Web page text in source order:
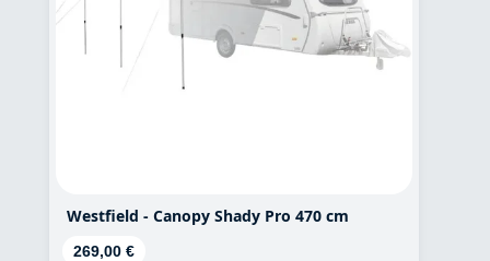
Westfield - Canopy Shady Pro 470 cm
Regulärer Preis:
269,00 €